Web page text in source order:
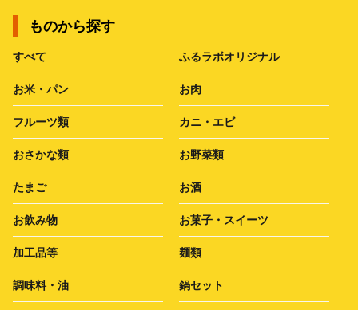
ものから探す
すべて ふるラボオリジナル
お米・パン お肉
フルーツ類 カニ・エビ
おさかな類 お野菜類
たまご お酒
お飲み物 お菓子・スイーツ
加工品等 麺類
調味料・油 鍋セット